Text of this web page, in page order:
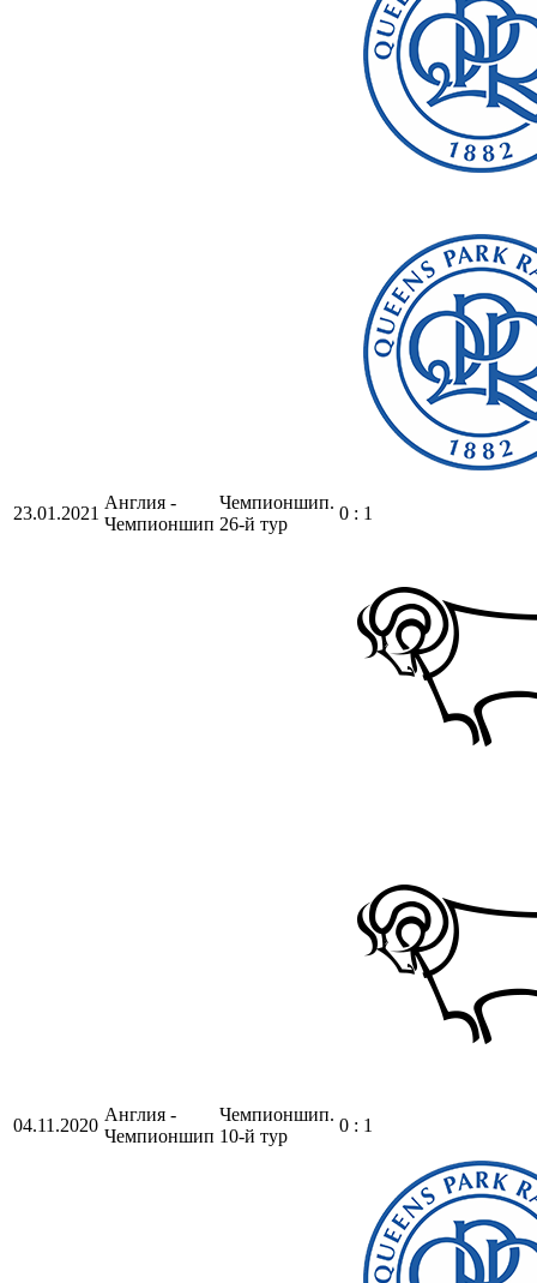
23.01.2021
Англия -
Чемпионшип
Чемпионшип.
26-й тур
0 : 1
04.11.2020
Англия -
Чемпионшип
Чемпионшип.
10-й тур
0 : 1